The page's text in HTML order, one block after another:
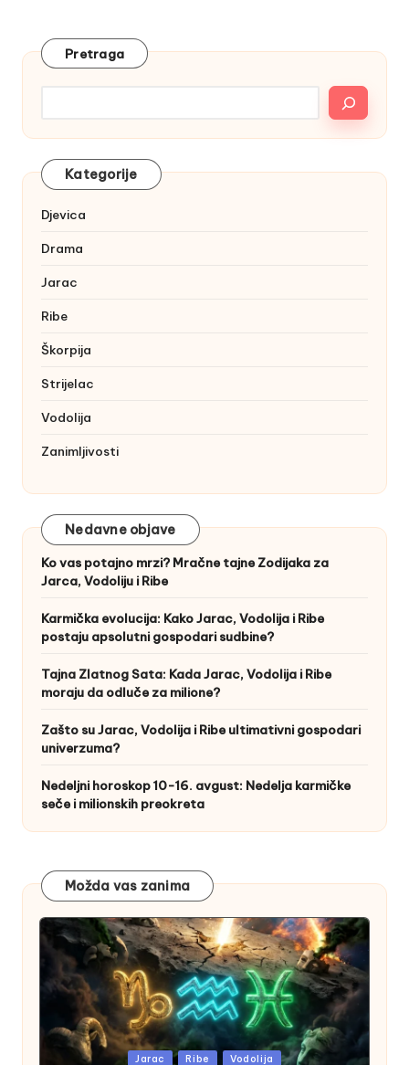
Pretraga
Kategorije
Djevica
Drama
Jarac
Ribe
Škorpija
Strijelac
Vodolija
Zanimljivosti
Nedavne objave
Ko vas potajno mrzi? Mračne tajne Zodijaka za
Jarca, Vodoliju i Ribe
Karmička evolucija: Kako Jarac, Vodolija i Ribe
postaju apsolutni gospodari sudbine?
Tajna Zlatnog Sata: Kada Jarac, Vodolija i Ribe
moraju da odluče za milione?
Zašto su Jarac, Vodolija i Ribe ultimativni gospodari
univerzuma?
Nedeljni horoskop 10-16. avgust: Nedelja karmičke
seče i milionskih preokreta
Možda vas zanima
Posted
Jarac Ribe Vodolija